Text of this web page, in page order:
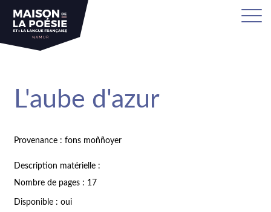
L'aube d'azur
Provenance : fons moññoyer
Description matérielle :
Nombre de pages : 17
Disponible : oui